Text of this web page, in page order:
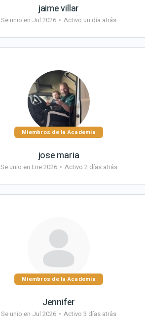
jaime villar
Se unio en Jul 2026 • Activo un día atrás
Miembros de la Academia
jose maria
Se unio en Ene 2026 • Activo 2 días atrás
Miembros de la Academia
Jennifer
Se unio en Jul 2026 • Activo 3 días atrás